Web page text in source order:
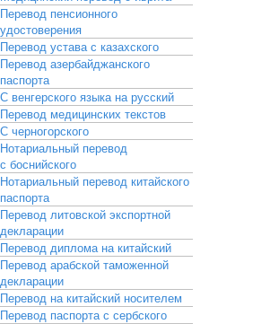
Перевод пенсионного
удостоверения
Перевод устава с казахского
Перевод азербайджанского
паспорта
С венгерского языка на русский
Перевод медицинских текстов
С черногорского
Нотариальный перевод
с боснийского
Нотариальный перевод китайского
паспорта
Перевод литовской экспортной
декларации
Перевод диплома на китайский
Перевод арабской таможенной
декларации
Перевод на китайский носителем
Перевод паспорта с сербского